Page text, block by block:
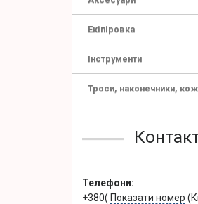
Екіпіровка
Інструменти
Троси, наконечники,
Телефони:
+380( Показати номер